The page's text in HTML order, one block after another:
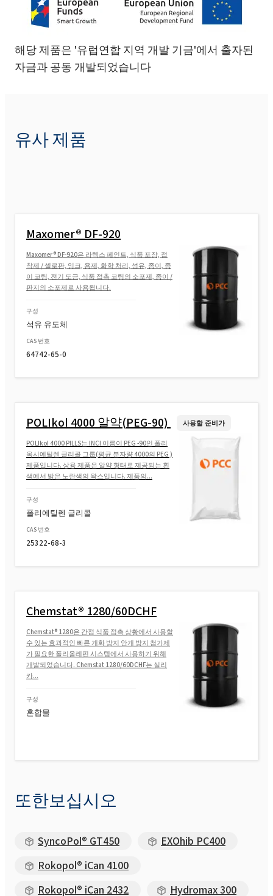
해당 제품은 '유럽연합 지역 개발 기금'에서 출자된
자금과 공동 개발되었습니다
유사 제품
Maxomer® DF-920
Maxomer® DF-920은 라텍스 페인트, 식품 포장, 접
착제 / 셀로판, 잉크, 용제, 화학 처리, 섬유, 종이, 종
이 코팅, 전기 도금, 식품 접촉 코팅의 소포제, 종이 /
판지의 소포제로 사용됩니다.
구성
석유 유도체
CAS 번호
64742-65-0
POLIkol 4000 알약(PEG-90) 사용할 준비가
POLIkol 4000 PILLS는 INCI 이름이 PEG -90인 폴리
옥시에틸렌 글리콜 그룹(평균 분자량 4000의 PEG )
제품입니다. 상용 제품은 알약 형태로 제공되는 흰
색에서 밝은 노란색의 왁스입니다. 제품의...
구성
폴리에틸렌 글리콜
CAS 번호
25322-68-3
Chemstat® 1280/60DCHF
Chemstat® 1280은 간접 식품 접촉 상황에서 사용할
수 있는 효과적인 빠른 개화 방지 안개 방지 첨가제
가 필요한 폴리올레핀 시스템에서 사용하기 위해
개발되었습니다. Chemstat 1280/60DCHF는 실리
카...
구성
혼합물
또한보십시오
SyncoPol® GT450
EXOhib PC400
Rokopol® iCan 4100
Rokopol® iCan 2432
Hydromax 300